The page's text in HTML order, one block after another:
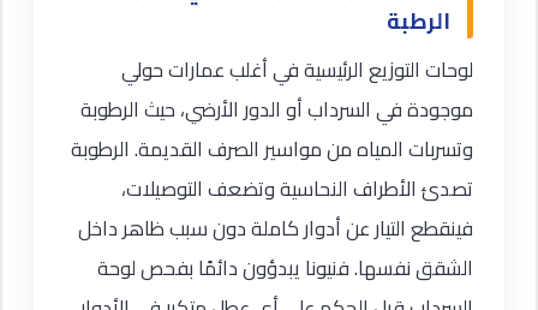
الرطبة
لوحات التوزيع الرئيسية في أغلب عمارات حولي
موجودة في السرداب أو الدور الأرضي، حيث الرطوبة
وتسربات المياه من مواسير الصرف القديمة. الرطوبة
تصدئ الأطراف النحاسية وتضعف التوصيلات،
فينقطع التيار عن أدوار كاملة دون سبب ظاهر داخل
الشقق نفسها. فنيونا يبدؤون دائمًا بفحص لوحة